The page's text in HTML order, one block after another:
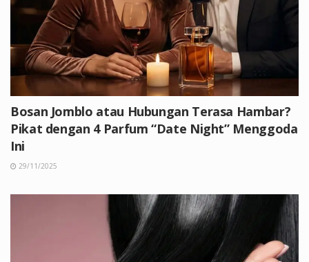
Bosan Jomblo atau Hubungan Terasa Hambar?
Pikat dengan 4 Parfum “Date Night” Menggoda
Ini
29/11/2025